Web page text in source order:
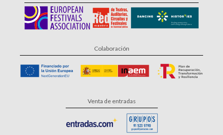
Colaboración
Venta de entradas